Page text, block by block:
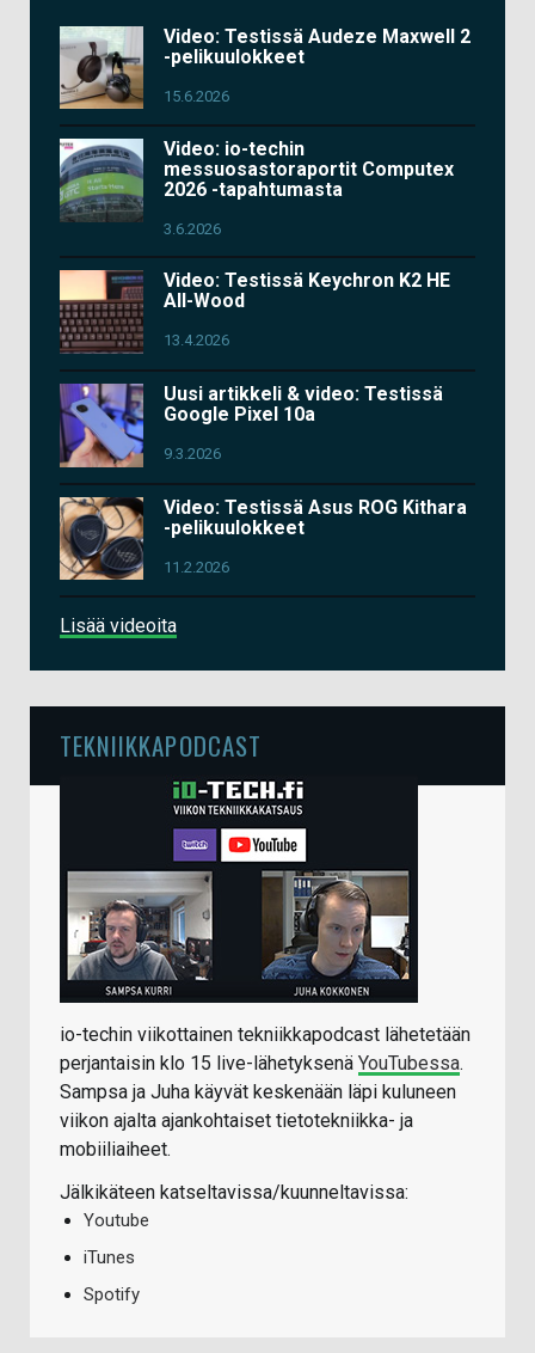
Video: Testissä Audeze Maxwell 2
-pelikuulokkeet
15.6.2026
Video: io-techin
messuosastoraportit Computex
2026 -tapahtumasta
3.6.2026
Video: Testissä Keychron K2 HE
All-Wood
13.4.2026
Uusi artikkeli & video: Testissä
Google Pixel 10a
9.3.2026
Video: Testissä Asus ROG Kithara
-pelikuulokkeet
11.2.2026
Lisää videoita
TEKNIIKKAPODCAST
io-techin viikottainen tekniikkapodcast lähetetään
perjantaisin klo 15 live-lähetyksenä YouTubessa.
Sampsa ja Juha käyvät keskenään läpi kuluneen
viikon ajalta ajankohtaiset tietotekniikka- ja
mobiiliaiheet.
Jälkikäteen katseltavissa/kuunneltavissa:
Youtube
iTunes
Spotify